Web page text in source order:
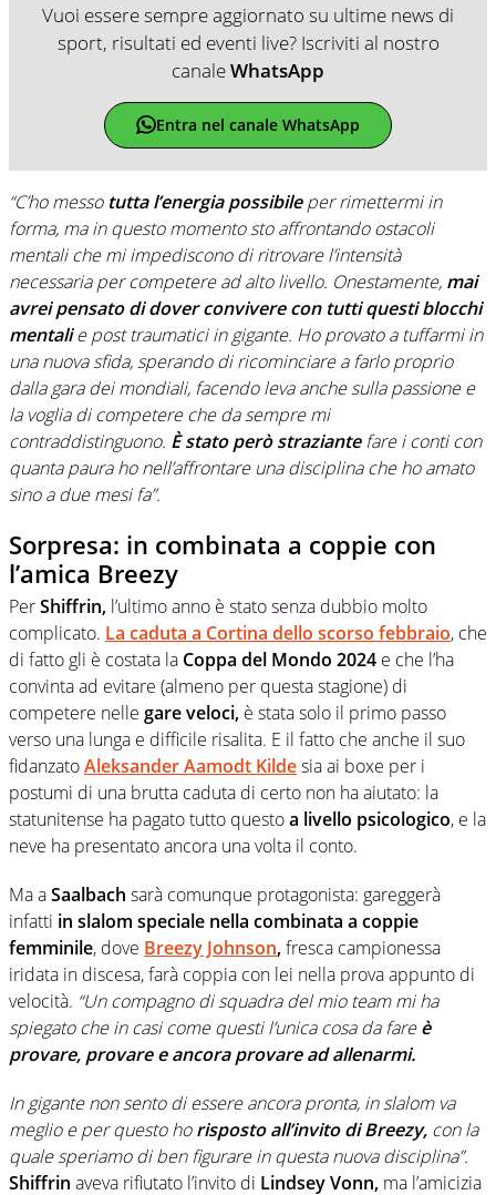
Vuoi essere sempre aggiornato su ultime news di
sport, risultati ed eventi live? Iscriviti al nostro
canaleWhatsApp
Entra nel canale WhatsApp
“C’ho messo tutta l’energia possibileper rimettermi in
forma, ma in questo momento sto affrontando ostacoli
mentali che mi impediscono di ritrovare l’intensità
necessaria per competere ad alto livello. Onestamente, mai
avrei pensato di dover convivere con tutti questi blocchi
mentalie post traumatici in gigante. Ho provato a tuffarmi in
una nuova sfida, sperando di ricominciare a farlo proprio
dalla gara dei mondiali, facendo leva anche sulla passione e
la voglia di competere che da sempre mi
contraddistinguono. È stato però straziantefare i conti con
quanta paura ho nell’affrontare una disciplina che ho amato
sino a due mesi fa”.
Sorpresa: in combinata a coppie con
l’amica Breezy
PerShiffrin, l’ultimo anno è stato senza dubbio molto
complicato. La caduta a Cortina dello scorso febbraio, che
di fatto gli è costata la Coppa del Mondo 2024 e che l’ha
convinta ad evitare (almeno per questa stagione) di
competere nelle gare veloci, è stata solo il primo passo
verso una lunga e difficile risalita. E il fatto che anche il suo
fidanzatoAleksander Aamodt Kildesia ai boxe per i
postumi di una brutta caduta di certo non ha aiutato: la
statunitense ha pagato tutto questoa livello psicologico, e la
neve ha presentato ancora una volta il conto.
Ma aSaalbach sarà comunque protagonista: gareggerà
infatti in slalom speciale nella combinata a coppie
femminile, dove Breezy Johnson,fresca campionessa
iridata in discesa, farà coppia con lei nella prova appunto di
velocità. “Un compagno di squadra del mio team mi ha
spiegato che in casi come questi l’unica cosa da fareè
provare, provare e ancora provare ad allenarmi.
In gigante non sento di essere ancora pronta, in slalom va
meglio e per questo horisposto all’invito di Breezy, con la
quale speriamo di ben figurare in questa nuova disciplina”.
Shiffrin aveva rifiutato l’invito di Lindsey Vonn, ma l’amicizia